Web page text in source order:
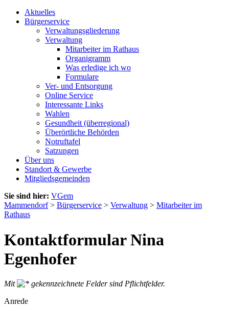
Aktuelles
Bürgerservice
Verwaltungsgliederung
Verwaltung
Mitarbeiter im Rathaus
Organigramm
Was erledige ich wo
Formulare
Ver- und Entsorgung
Online Service
Interessante Links
Wahlen
Gesundheit (überregional)
Überörtliche Behörden
Notruftafel
Satzungen
Über uns
Standort & Gewerbe
Mitgliedsgemeinden
Sie sind hier: VGem
Mammendorf> Bürgerservice > Verwaltung > Mitarbeiter im
Rathaus
Kontaktformular Nina
Egenhofer
Mit
gekennzeichnete Felder sind Pflichtfelder.
Anrede